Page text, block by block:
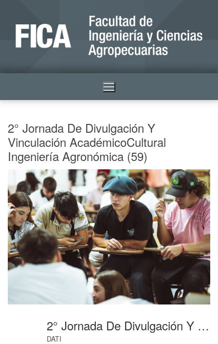
2° Jornada De Divulgación Y
Vinculación AcadémicoCultural
Ingeniería Agronómica (59)
2° Jornada De Divulgación Y Vinculación AcadémicoCultural Ingeniería Agronómica (59)
DATI